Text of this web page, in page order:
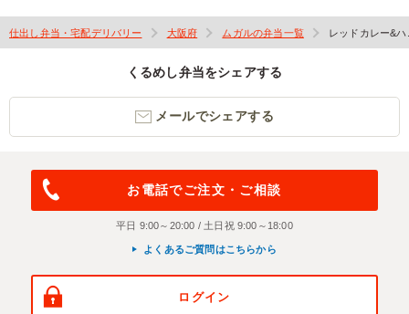
仕出し弁当・宅配デリバリー 大阪府 ムガルの弁当一覧 レッドカレー&
くるめし弁当をシェアする
メールでシェアする
お電話でご注文・ご相談
平日 9:00～20:00 / 土日祝 9:00～18:00
よくあるご質問はこちらから
ログイン